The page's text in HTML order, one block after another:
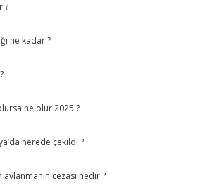
?
ne kadar ?
ne olur 2025 ?
nerede çekildi ?
cezası nedir ?